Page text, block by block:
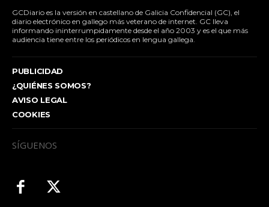
GCDiario es la versión en castellano de Galicia Confidencial (GC), el
diario electrónico en gallego más veterano de internet. GC lleva
informando ininterrumpidamente desde el año 2003 y es el que más
audiencia tiene entre los periódicos en lengua gallega.
PUBLICIDAD
¿QUIÉNES SOMOS?
AVISO LEGAL
COOKIES
SÍGUENOS